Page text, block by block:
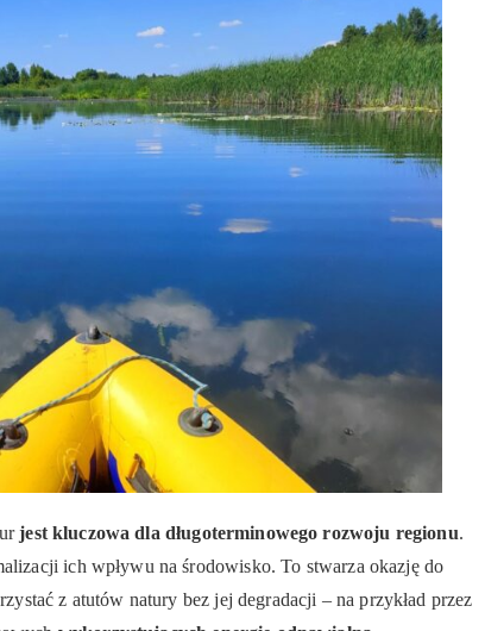
jest kluczowa dla długoterminowego rozwoju regionu.
ich wpływu na środowisko. To stwarza okazję do
z atutów natury bez jej degradacji – na przykład przez